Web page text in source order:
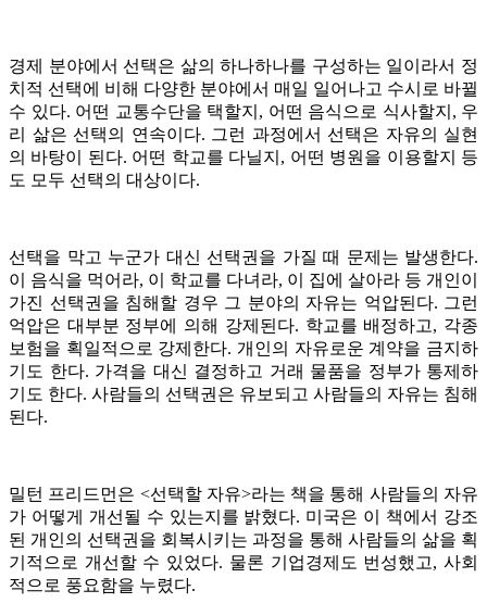
경제 분야에서 선택은 삶의 하나하나를 구성하는 일이라서 정
치적 선택에 비해 다양한 분야에서 매일 일어나고 수시로 바뀔
수 있다. 어떤 교통수단을 택할지, 어떤 음식으로 식사할지, 우
리 삶은 선택의 연속이다. 그런 과정에서 선택은 자유의 실현
의 바탕이 된다. 어떤 학교를 다닐지, 어떤 병원을 이용할지 등
도 모두 선택의 대상이다.
선택을 막고 누군가 대신 선택권을 가질 때 문제는 발생한다.
이 음식을 먹어라, 이 학교를 다녀라, 이 집에 살아라 등 개인이
가진 선택권을 침해할 경우 그 분야의 자유는 억압된다. 그런
억압은 대부분 정부에 의해 강제된다. 학교를 배정하고, 각종
보험을 획일적으로 강제한다. 개인의 자유로운 계약을 금지하
기도 한다. 가격을 대신 결정하고 거래 물품을 정부가 통제하
기도 한다. 사람들의 선택권은 유보되고 사람들의 자유는 침해
된다.
밀턴 프리드먼은 <선택할 자유>라는 책을 통해 사람들의 자유
가 어떻게 개선될 수 있는지를 밝혔다. 미국은 이 책에서 강조
된 개인의 선택권을 회복시키는 과정을 통해 사람들의 삶을 획
기적으로 개선할 수 있었다. 물론 기업경제도 번성했고, 사회
적으로 풍요함을 누렸다.